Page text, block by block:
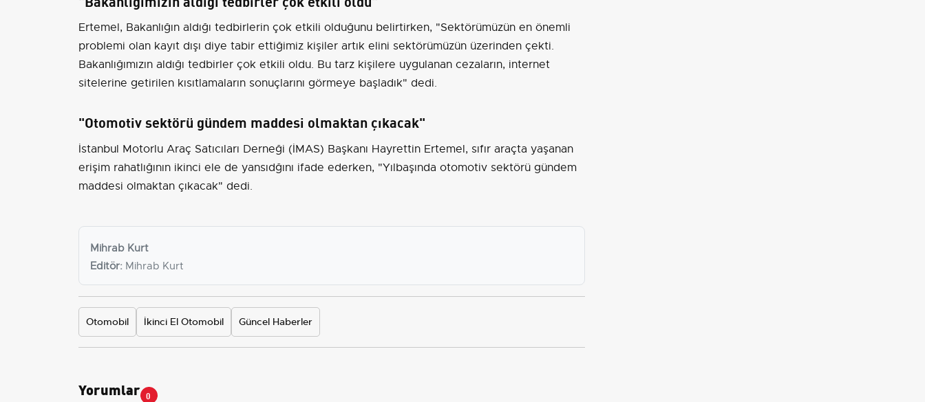
Ertemel, Bakanlığın aldığı tedbirlerin çok etkili olduğunu belirtirken, "Sektörümüzün en önemli
problemi olan kayıt dışı diye tabir ettiğimiz kişiler artık elini sektörümüzün üzerinden çekti.
Bakanlığımızın aldığı tedbirler çok etkili oldu. Bu tarz kişilere uygulanan cezaların, internet
sitelerine getirilen kısıtlamaların sonuçlarını görmeye başladık" dedi.
"Otomotiv sektörü gündem maddesi olmaktan çıkacak"
İstanbul Motorlu Araç Satıcıları Derneği (İMAS) Başkanı Hayrettin Ertemel, sıfır araçta yaşanan
erişim rahatlığının ikinci ele de yansıdğını ifade ederken, "Yılbaşında otomotiv sektörü gündem
maddesi olmaktan çıkacak" dedi.
Mihrab Kurt
Editör: Mihrab Kurt
Otomobil İkinci El Otomobil Güncel Haberler
Yorumlar 0